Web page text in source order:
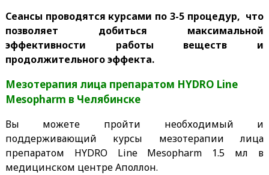
Сеансы проводятся курсами по 3-5 процедур, что
позволяет добиться максимальной
эффективности работы веществ и
продолжительного эффекта.
Мезотерапия лица препаратом HYDRO Line
Mesopharm в Челябинске
Вы можете пройти необходимый и
поддерживающий курсы мезотерапии лица
препаратом HYDRO Line Mesopharm 1.5 мл в
медицинском центре Аполлон.